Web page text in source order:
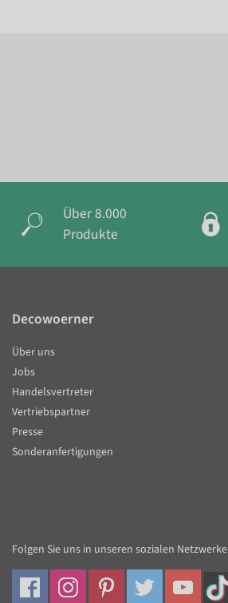
Über 8.000
Produkte
Decowoerner
Über uns
Jobs
Handelsvertreter
Vertriebspartner
Presse
Sonderanfertigungen
Folgen Sie uns in unseren sozialen